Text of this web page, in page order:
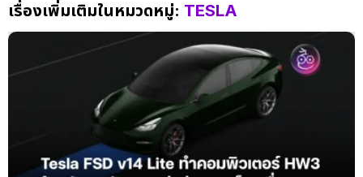
เรื่องเพิ่มเติมในหมวดหมู่: TESLA